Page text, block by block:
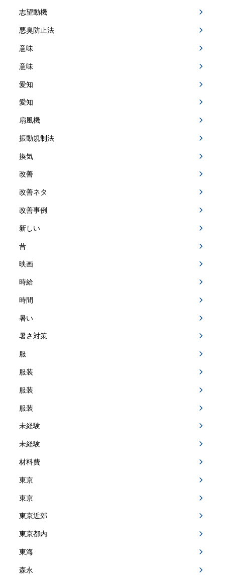
志望動機
悪臭防止法
意味
意味
愛知
愛知
扇風機
振動規制法
換気
改善
改善ネタ
改善事例
新しい
昔
映画
時給
時間
暑い
暑さ対策
服
服装
服装
服装
未経験
未経験
材料費
東京
東京
東京近郊
東京都内
東海
森永